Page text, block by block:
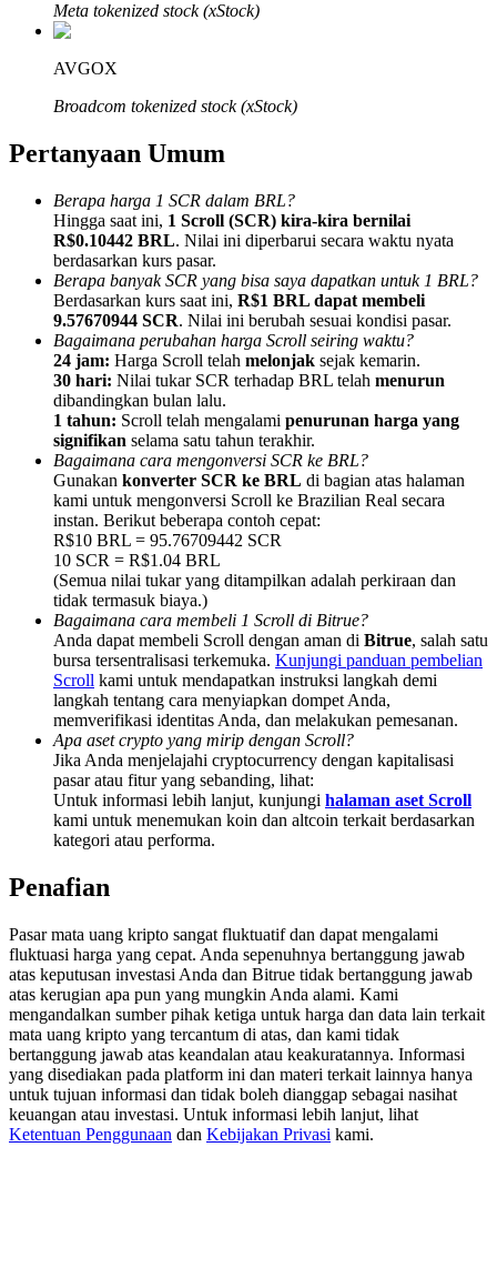
Afiliasi Bitrue
Hingga 65% Komisi!
Referensi
Undang teman untuk mendapatkan imbalan tunai
BTC Welcome Rewards
BTC Welcome Rewards
Deposit & Trade BTC to Share 25000 USDT prize pool!
Deposit CASHCAT & Win
Share 500000 CASHCAT prize pool
Exclusive for BitMart Users
Register & Trade to Win 500,000 USDT
Precious Metals Trading Carnival
Meta tokenized stock (xStock)
AVGOX
Broadcom tokenized stock (xStock)
Pertanyaan Umum
Berapa harga 1 SCR dalam BRL?
Hingga saat ini, 1 Scroll (SCR) kira-kira bernilai
R$0.10442 BRL. Nilai ini diperbarui secara waktu nyata
berdasarkan kurs pasar.
Berapa banyak SCR yang bisa saya dapatkan untuk 1 BRL?
Berdasarkan kurs saat ini, R$1 BRL dapat membeli
9.57670944 SCR. Nilai ini berubah sesuai kondisi pasar.
Bagaimana perubahan harga Scroll seiring waktu?
24 jam: Harga Scroll telah melonjak sejak kemarin.
30 hari: Nilai tukar SCR terhadap BRL telah menurun
dibandingkan bulan lalu.
1 tahun: Scroll telah mengalami penurunan harga yang
signifikan selama satu tahun terakhir.
Bagaimana cara mengonversi SCR ke BRL?
Gunakan konverter SCR ke BRL di bagian atas halaman
kami untuk mengonversi Scroll ke Brazilian Real secara
instan. Berikut beberapa contoh cepat:
R$10 BRL = 95.76709442 SCR
10 SCR = R$1.04 BRL
(Semua nilai tukar yang ditampilkan adalah perkiraan dan
tidak termasuk biaya.)
Bagaimana cara membeli 1 Scroll di Bitrue?
Anda dapat membeli Scroll dengan aman di Bitrue, salah satu
bursa tersentralisasi terkemuka. Kunjungi panduan pembelian
Scroll kami untuk mendapatkan instruksi langkah demi
langkah tentang cara menyiapkan dompet Anda,
memverifikasi identitas Anda, dan melakukan pemesanan.
Apa aset crypto yang mirip dengan Scroll?
Jika Anda menjelajahi cryptocurrency dengan kapitalisasi
pasar atau fitur yang sebanding, lihat:
Untuk informasi lebih lanjut, kunjungi halaman aset Scroll
kami untuk menemukan koin dan altcoin terkait berdasarkan
kategori atau performa.
Penafian
Pasar mata uang kripto sangat fluktuatif dan dapat mengalami
fluktuasi harga yang cepat. Anda sepenuhnya bertanggung jawab
atas keputusan investasi Anda dan Bitrue tidak bertanggung jawab
atas kerugian apa pun yang mungkin Anda alami. Kami
mengandalkan sumber pihak ketiga untuk harga dan data lain terkait
mata uang kripto yang tercantum di atas, dan kami tidak
bertanggung jawab atas keandalan atau keakuratannya. Informasi
yang disediakan pada platform ini dan materi terkait lainnya hanya
untuk tujuan informasi dan tidak boleh dianggap sebagai nasihat
keuangan atau investasi. Untuk informasi lebih lanjut, lihat
Ketentuan Penggunaan dan Kebijakan Privasi kami.